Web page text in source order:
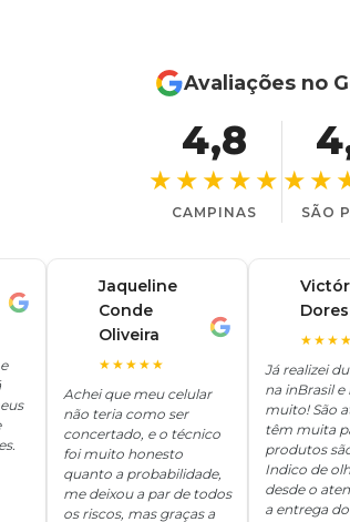
Avaliações no
4,8
★★★★★
CAMPINAS SÃO
Jaqueline
Conde
Oliveira
★★★★★
Achei que meu celular
não teria como ser
concertado, e o técnico
foi muito honesto
quanto a probabilidade,
me deixou a par de todos
os riscos, mas graças a
Dores
Já realizei
na inBrasil
muito! São
têm muita
produtos
Indico de
desde o
a entrega